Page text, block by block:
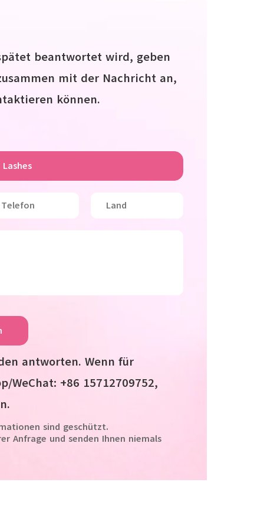
beantwortet wird, geben
mit der Nachricht an,
können.
antworten. Wenn für
+86 15712709752,
sind geschützt.
Anfrage und senden Ihnen niemals